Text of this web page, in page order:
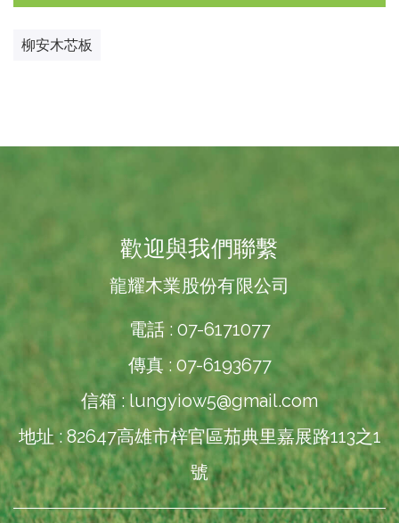
柳安木芯板
歡迎與我們聯繫
龍耀木業股份有限公司
電話 : 07-6171077
傳真 : 07-6193677
信箱 : lungyiow5@gmail.com
地址 : 82647高雄市梓官區茄典里嘉展路113之1
號